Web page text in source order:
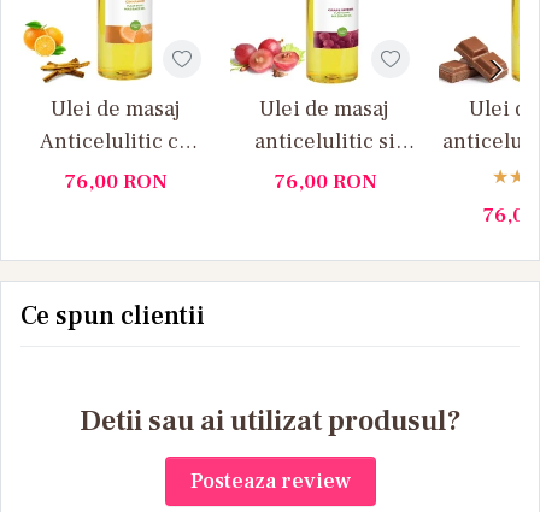
Ulei de masaj
Anticelulitic cu
Portocale si
76,00RON
Ulei de masaj
anticelulitic si
drenant Samburi
76,00RON
Ulei
si
76,00
Ce spun clientii
Detii sau ai utilizat produsul?
Posteaza review